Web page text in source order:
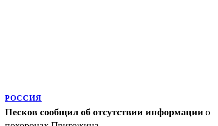
РОССИЯ
Песков сообщил об отсутствии информации о